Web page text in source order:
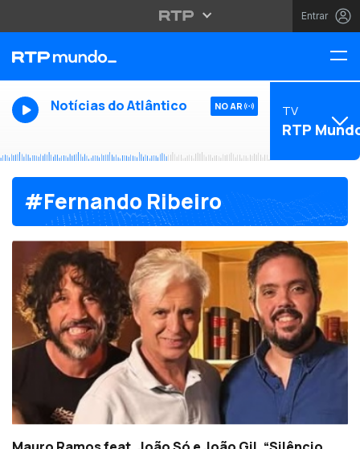
Entrar
Notícias do Atlântico NO AR TV
RTP
#Fernando Ribeiro